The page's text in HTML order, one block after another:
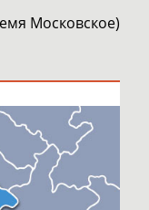
Московское)